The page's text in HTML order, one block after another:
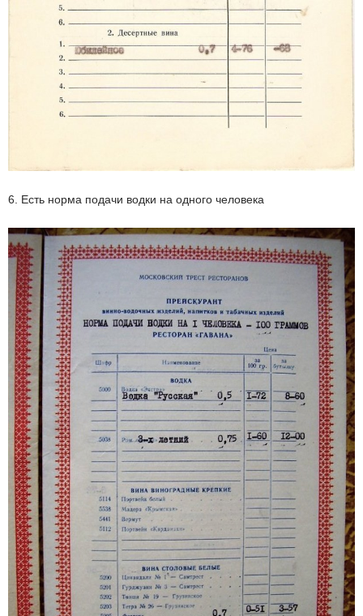
6. Есть норма подачи водки на одного человека